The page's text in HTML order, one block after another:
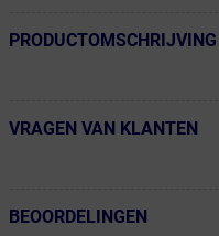
← Terug naar productnavigatie
PRODUCTOMSCHRIJVING
← Terug naar productnavigatie
VRAGEN VAN KLANTEN
← Terug naar productnavigatie
BEOORDELINGEN